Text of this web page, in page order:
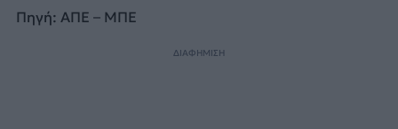
Πηγή: ΑΠΕ – ΜΠΕ
ΔΙΑΦΗΜΙΣΗ